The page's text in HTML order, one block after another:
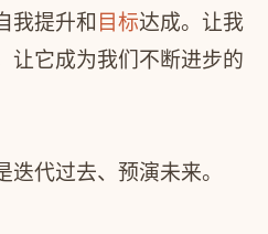
我提升和 目标达成。让我
让它成为我们不断进步的
代过去、预演未来。